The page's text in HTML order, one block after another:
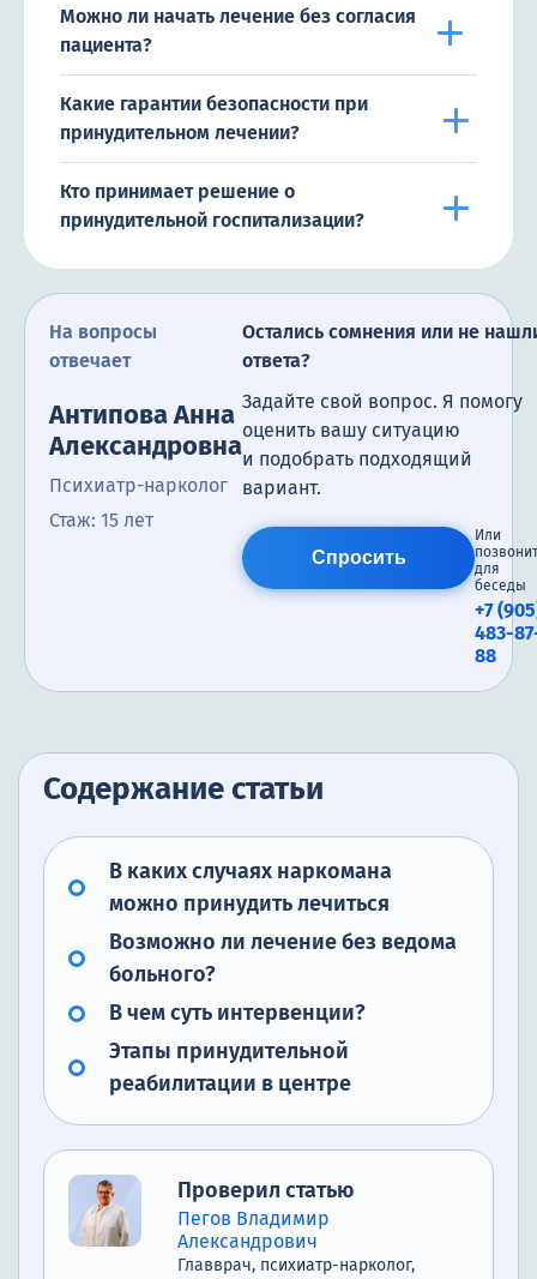
Можно ли начать лечение без согласия
пациента?
Какие гарантии безопасности при
принудительном лечении?
Кто принимает решение о
принудительной госпитализации?
На вопросы
отвечает
Антипова Анна
Александровна
Психиатр-нарколог
Стаж: 15 лет
Остались сомнения или не
ответа?
Задайте свой вопрос. Я помогу
оценить вашу ситуацию
и подобрать подходящий
вариант.
Спросить
Или
для
беседы
+7
483-
88
Содержание статьи
В каких случаях наркомана
можно принудить лечиться
Возможно ли лечение без ведома
больного?
В чем суть интервенции?
Этапы принудительной
реабилитации в центре
Проверил статью
Пегов Владимир
Александрович
Главврач, психиатр-нарколог,